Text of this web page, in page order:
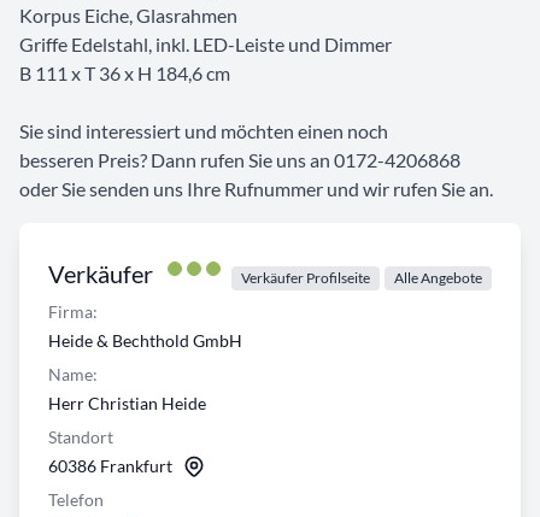
Verkäufer Verkäufer Profilseite Alle Angebote
Firma:
Heide & Bechthold GmbH
Name:
Herr Christian Heide
Standort
60386 Frankfurt
Telefon
Korpus Eiche, Glasrahmen
Griffe Edelstahl, inkl. LED-Leiste und Dimmer
B 111 x T 36 x H 184,6 cm
Sie sind interessiert und möchten einen noch
besseren Preis? Dann rufen Sie uns an 0172-4206868
oder Sie senden uns Ihre Rufnummer und wir rufen Sie an.